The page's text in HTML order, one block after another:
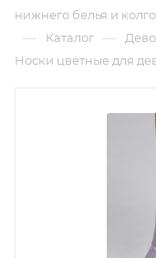
нижнего белья и
— Каталог —
Носки цветные для